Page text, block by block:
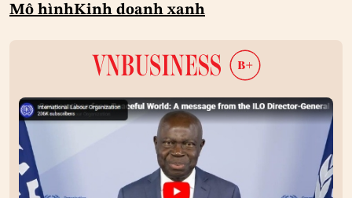
Mô hìnhKinh doanh xanh